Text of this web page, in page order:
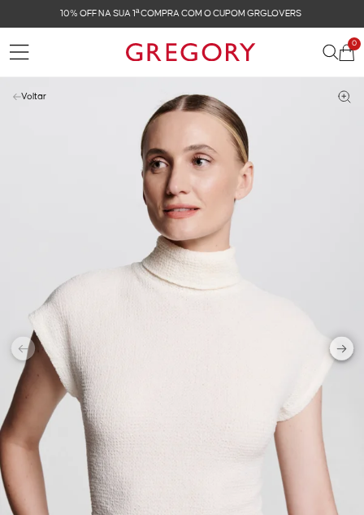
FRETE GRÁTIS NAS COMPRAS ACIMA DE R$ 899
0
Voltar